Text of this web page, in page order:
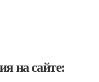
на сайте: